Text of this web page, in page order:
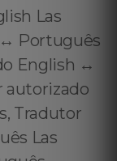
Las
Português
English ↔️
autorizado
Tradutor
Las